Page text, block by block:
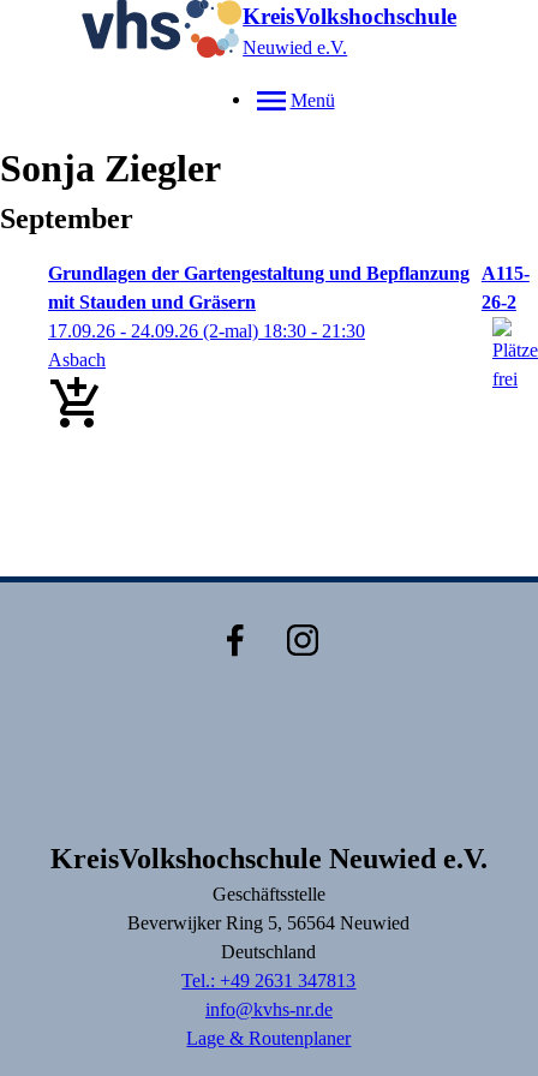
KreisVolkshochschule
Neuwied e.V.
Menü
Sonja Ziegler
September
Grundlagen der Gartengestaltung und Bepflanzung
mit Stauden und Gräsern
A115-
26-2
17.09.26 - 24.09.26 (2-mal) 18:30 - 21:30
Asbach
KreisVolkshochschule Neuwied e.V.
Geschäftsstelle
Beverwijker Ring 5, 56564Neuwied
Deutschland
Tel.: +49 2631 347813
info@kvhs-nr.de
Lage & Routenplaner